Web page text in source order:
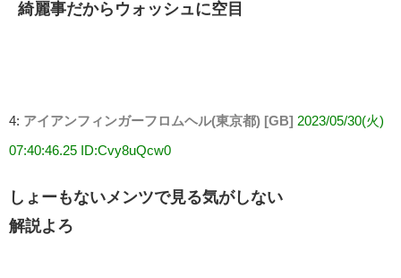
綺麗事だからウォッシュに空目
4: アイアンフィンガーフロムヘル(東京都) [GB] 2023/05/30(火)
07:40:46.25 ID:Cvy8uQcw0
しょーもないメンツで見る気がしない
解説よろ